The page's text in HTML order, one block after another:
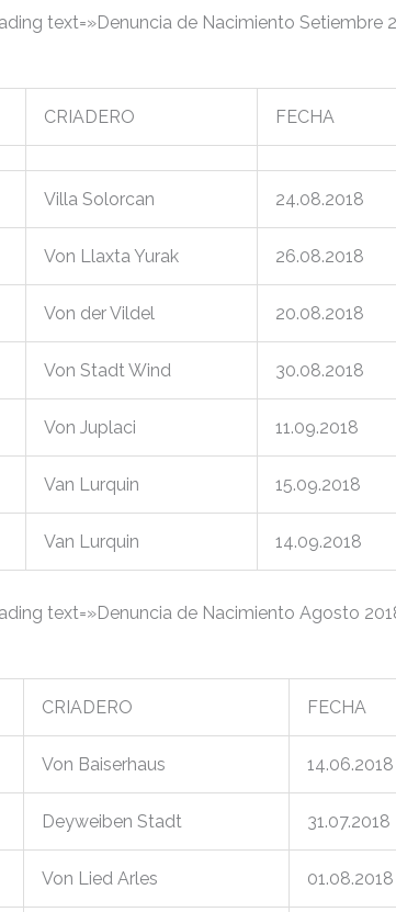
text=»Denuncia de Nacimiento Setiembre
CRIADERO FECHA
Villa Solorcan 24.08.2018
Von Llaxta Yurak 26.08.2018
Von der Vildel 20.08.2018
Von Stadt Wind 30.08.2018
Von Juplaci 11.09.2018
Van Lurquin 15.09.2018
Van Lurquin 14.09.2018
text=»Denuncia de Nacimiento Agosto
CRIADERO FECHA
Von Baiserhaus 14.06.2018
Deyweiben Stadt 31.07.2018
Von Lied Arles 01.08.2018